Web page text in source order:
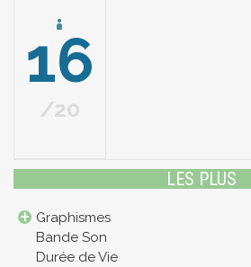
16
20
LES PLUS
Graphismes
Bande Son
Durée de Vie